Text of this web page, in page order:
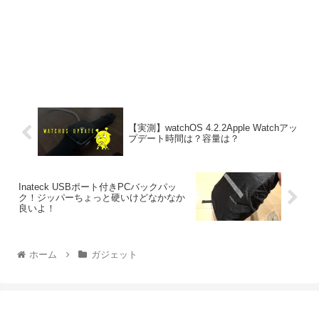
【実測】watchOS 4.2.2Apple Watchアッ
プデート時間は？容量は？
Inateck USBポート付きPCバックパッ
ク！ジッパーちょっと硬いけどなかなか
良いよ！
ホーム ガジェット